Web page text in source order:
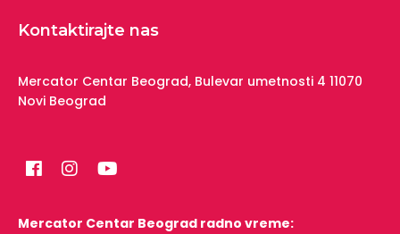
Kontaktirajte nas
Mercator Centar Beograd, Bulevar umetnosti 4 11070
Novi Beograd
Mercator Centar Beograd radno vreme: